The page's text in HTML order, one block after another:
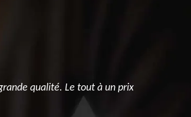
qualité. Le tout à un prix